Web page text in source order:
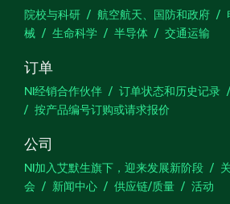
院校与科研 航空航天、国防和政府
械
生命科学 半导体 交通运输
订单
NI经销合作伙伴 订单状态和历史记录
按产品编号订购或请求报价
公司
NI加入艾默生旗下，迎来发展新阶段
会
新闻中心 供应链/质量 活动